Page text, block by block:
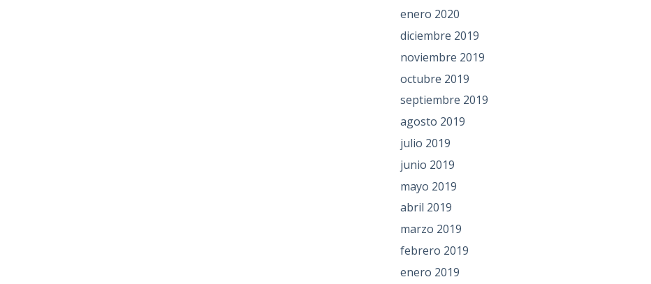
enero 2020
diciembre 2019
noviembre 2019
octubre 2019
septiembre 2019
agosto 2019
julio 2019
junio 2019
mayo 2019
abril 2019
marzo 2019
febrero 2019
enero 2019